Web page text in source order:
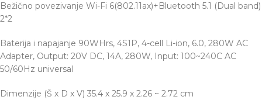
Bežično povezivanje Wi-Fi 6(802.11ax)+Bluetooth 5.1 (Dual band)
2*2
Baterija i napajanje 90WHrs, 4S1P, 4-cell Li-ion, 6.0, 280W AC
Adapter, Output: 20V DC, 14A, 280W, Input: 100~240C AC
50/60Hz universal
Dimenzije (Š x D x V) 35.4 x 25.9 x 2.26 ~ 2.72 cm